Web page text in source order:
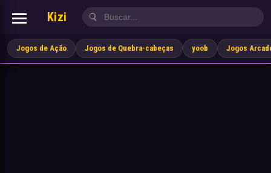
Kizi
Jogos de Ação Jogos de Quebra-cabeças yoob Jogos